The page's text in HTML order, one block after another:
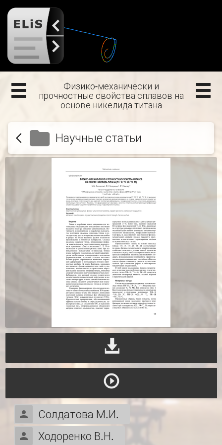
Физико-механически и
прочностные свойства сплавов на
основе никелида титана
Научные статьи
Солдатова М.И.
Ходоренко В.Н.